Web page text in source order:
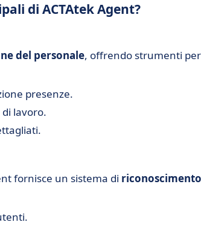
di ACTAtek Agent?
del personale, offrendo strumenti
presenze.
di lavoro.
fornisce un sistema di